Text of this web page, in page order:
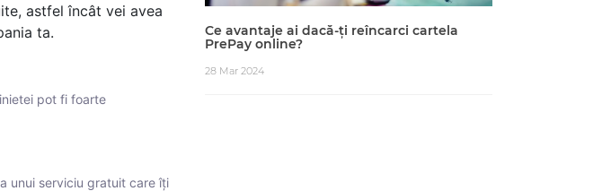
astfel încât vei avea
ta.
pot fi foarte
unui serviciu gratuit care îți
Ce avantaje ai dacă-ți reîncarci cartela
PrePay online?
28 Mar 2024